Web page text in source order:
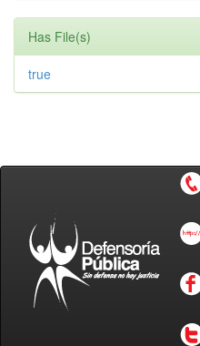
Has File(s)
true